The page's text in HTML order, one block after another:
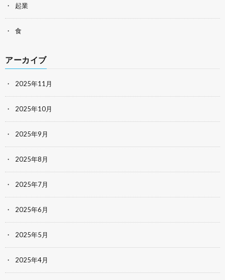
起業
食
アーカイブ
2025年11月
2025年10月
2025年9月
2025年8月
2025年7月
2025年6月
2025年5月
2025年4月